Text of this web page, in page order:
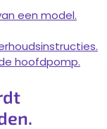
een model.
hoofdpomp.